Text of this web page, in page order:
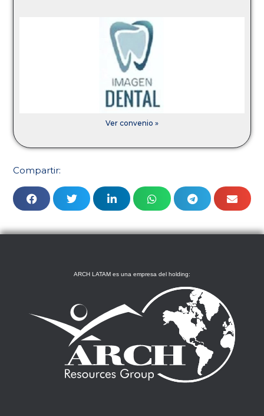
Ver convenio »
Compartir:
ARCH LATAM es una empresa del holding: